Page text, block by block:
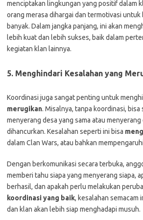
menciptakan lingkungan yang positif dalam
orang merasa dihargai dan termotivasi
banyak. Dalam jangka panjang, ini akan
lebih kuat dan lebih sukses, baik dalam
kegiatan klan lainnya.
5. Menghindari Kesalahan yang
Koordinasi juga sangat penting untuk
merugikan. Misalnya, tanpa koordinasi, bisa
menyerang desa yang sama atau menyerang
dihancurkan. Kesalahan seperti ini bisa
dalam Clan Wars, atau bahkan
Dengan berkomunikasi secara terbuka,
memberi tahu siapa yang menyerang siapa,
berhasil, dan apakah perlu melakukan
koordinasi yang baik, kesalahan semacam
dan klan akan lebih siap menghadapi musuh.